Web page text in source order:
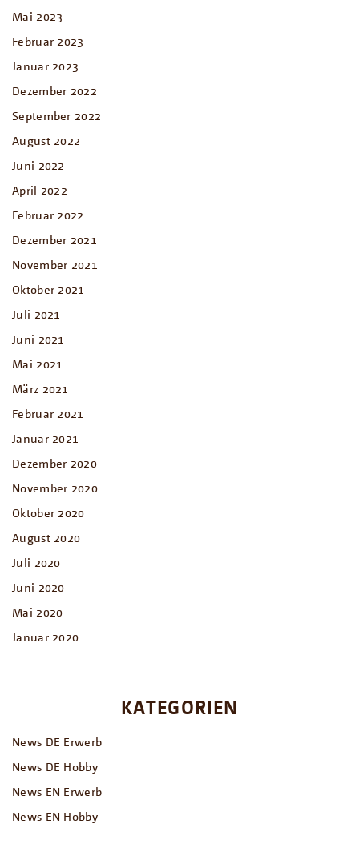
Mai 2023
Februar 2023
Januar 2023
Dezember 2022
September 2022
August 2022
Juni 2022
April 2022
Februar 2022
Dezember 2021
November 2021
Oktober 2021
Juli 2021
Juni 2021
Mai 2021
März 2021
Februar 2021
Januar 2021
Dezember 2020
November 2020
Oktober 2020
August 2020
Juli 2020
Juni 2020
Mai 2020
Januar 2020
KATEGORIEN
News DE Erwerb
News DE Hobby
News EN Erwerb
News EN Hobby